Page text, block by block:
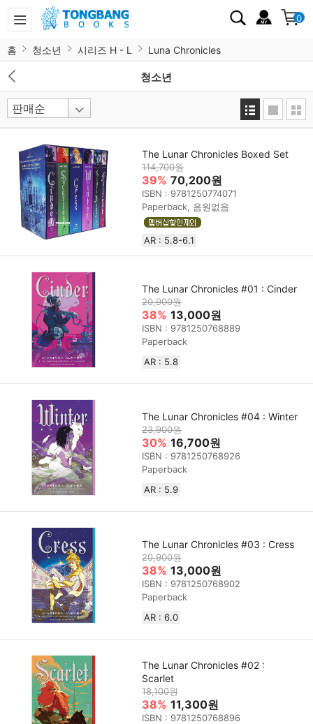
0
홈 청소년 시리즈 H - L Luna Chronicles
청소년
The Lunar Chronicles Boxed Set
114,700원
39% 70,200원
ISBN : 9781250774071
Paperback, 음원없음
AR : 5.8-6.1
The Lunar Chronicles #01 : Cinder
20,900원
38% 13,000원
ISBN : 9781250768889
Paperback
AR : 5.8
The Lunar Chronicles #04 : Winter
23,900원
30% 16,700원
ISBN : 9781250768926
Paperback
AR : 5.9
The Lunar Chronicles #03 : Cress
20,900원
38% 13,000원
ISBN : 9781250768902
Paperback
AR : 6.0
The Lunar Chronicles #02 :
Scarlet
18,100원
38% 11,300원
ISBN : 9781250768896